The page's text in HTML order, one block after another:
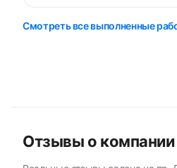
Смотреть все выполненные
Отзывы о компании